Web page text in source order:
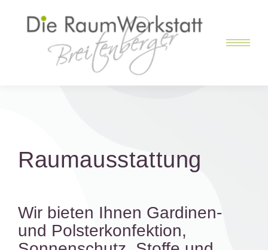
Raumausstattung
Wir bieten Ihnen Gardinen-
und Polsterkonfektion,